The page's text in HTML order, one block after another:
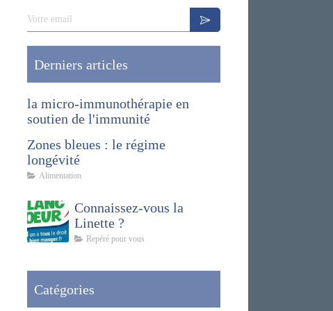
Votre email
Derniers articles
la micro-immunothérapie en
soutien de l'immunité
Zones bleues : le régime
longévité
Alimentation
Connaissez-vous la
Linette ?
Repéré pour vous
Catégories